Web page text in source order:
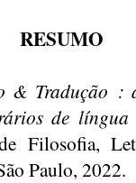
RESUMO
& Tradução :
de língua
Filosofia,
Paulo, 2022.